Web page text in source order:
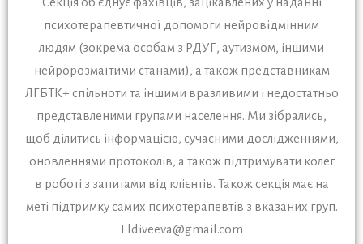
психотерапевтичної допомоги нейровідмінним
людям (зокрема особам з РДУГ, аутизмом, іншими
нейророзмаїтими станами), а також представникам
ЛГБТК+ спільноти та іншими вразливими і недостатньо
представленими групами населення. Ми зібрались,
щоб ділитись інформацією, сучасними дослідженнями,
оновленнями протоколів, а також підтримувати колег
в роботі з запитами від клієнтів. Також секція має на
меті підтримку самих психотерапевтів з вказаних груп.
Eldiveeva@gmail.com